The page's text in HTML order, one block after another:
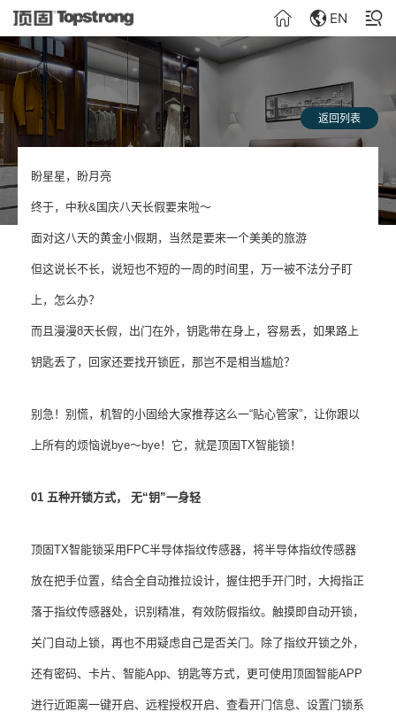
EN
返回列表
盼星星，盼月亮
终于，中秋&国庆八天长假要来啦～
面对这八天的黄金小假期，当然是要来一个美美的旅游
但这说长不长，说短也不短的一周的时间里，万一被不法分子盯
上，怎么办？
而且漫漫8天长假，出门在外，钥匙带在身上，容易丢，如果路上
钥匙丢了，回家还要找开锁匠，那岂不是相当尴尬？
别急！别慌，机智的小固给大家推荐这么一“贴心管家”，让你跟以
上所有的烦恼说bye～bye！它，就是顶固TX智能锁！
01 五种开锁方式， 无“钥”一身轻
顶固TX智能锁采用FPC半导体指纹传感器，将半导体指纹传感器
放在把手位置，结合全自动推拉设计，握住把手开门时，大拇指正
落于指纹传感器处，识别精准，有效防假指纹。触摸即自动开锁，
关门自动上锁，再也不用疑虑自己是否关门。除了指纹开锁之外，
还有密码、卡片、智能App、钥匙等方式，更可使用顶固智能APP
进行近距离一键开启、远程授权开启、查看开门信息、设置门锁系